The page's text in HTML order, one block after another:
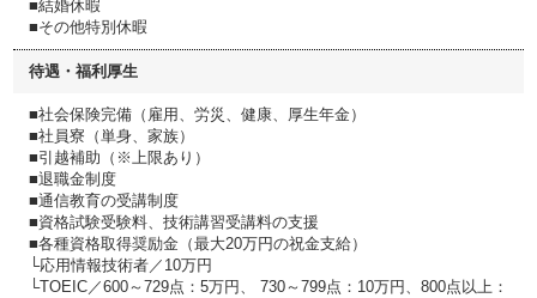
■結婚休暇
■その他特別休暇
待遇・福利厚生
■社会保険完備（雇用、労災、健康、厚生年金）
■社員寮（単身、家族）
■引越補助（※上限あり）
■退職金制度
■通信教育の受講制度
■資格試験受験料、技術講習受講料の支援
■各種資格取得奨励金（最大20万円の祝金支給）
└応用情報技術者／10万円
└TOEIC／600～729点：5万円、 730～799点：10万円、800点以上：